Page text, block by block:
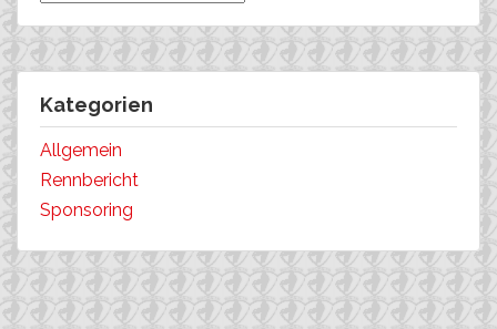
Kategorien
Allgemein
Rennbericht
Sponsoring